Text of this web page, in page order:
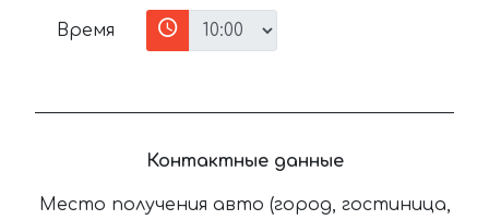
Время
Контактные данные
Место получения авто (город, гостиница,